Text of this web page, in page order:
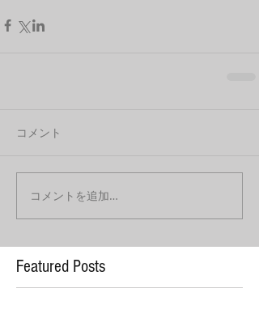
コメント
コメントを追加…
Featured Posts